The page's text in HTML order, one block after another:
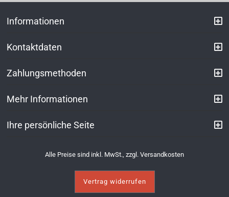
Informationen
Kontaktdaten
Zahlungsmethoden
Mehr Informationen
Ihre persönliche Seite
Alle Preise sind inkl. MwSt., zzgl. Versandkosten
Vertrag widerrufen